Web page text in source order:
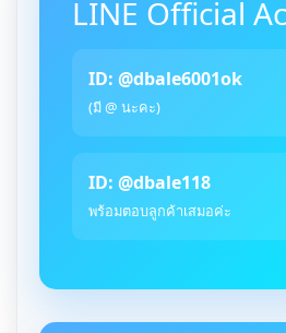
LINE Official
ID: @dbale6001ok
(มี @ นะคะ)
ID: @dbale118
พร้อมตอบลูกค้าเสมอค่ะ